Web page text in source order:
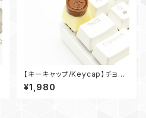
【キーキャップ/Keycap】チョコ
レート_02/Chocolate_02
¥1,980